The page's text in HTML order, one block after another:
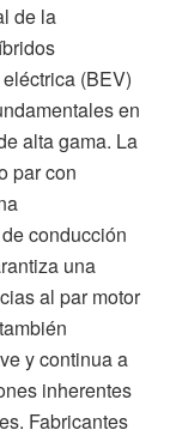
de la
(BEV)
en
alta gama. La
par con
conducción
una
al par motor
y continua a
inherentes
Fabricantes